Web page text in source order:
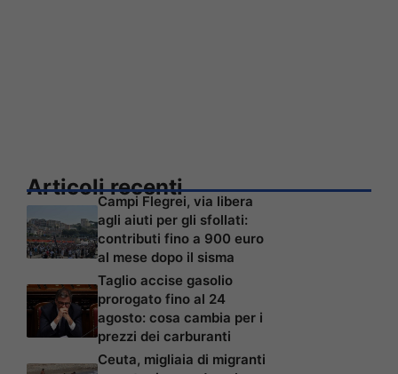
Articoli recenti
Campi Flegrei, via libera
agli aiuti per gli sfollati:
contributi fino a 900 euro
al mese dopo il sisma
Taglio accise gasolio
prorogato fino al 24
agosto: cosa cambia per i
prezzi dei carburanti
Ceuta, migliaia di migranti